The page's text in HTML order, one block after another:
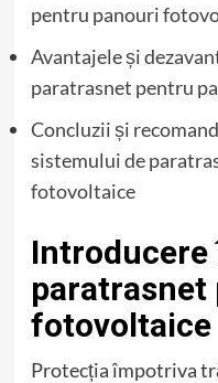
pentru panouri
Avantajele și
paratrasnet pentru
Concluzii și
sistemului de
fotovoltaice
Introducere
fotovoltaice
Protecția împotriva